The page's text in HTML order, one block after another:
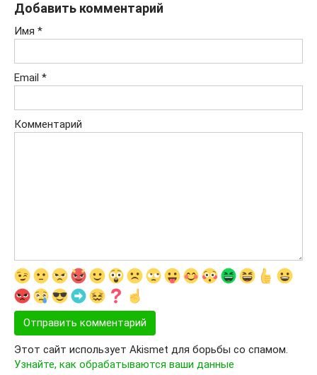
Добавить комментарий
Имя *
Email *
Комментарий
Этот сайт использует Akismet для борьбы со спамом.
Узнайте, как обрабатываются ваши данные